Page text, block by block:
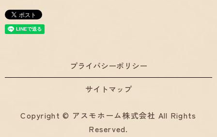
プライバシーポリシー
サイトマップ
Copyright © アスモホーム株式会社 All Rights
Reserved.